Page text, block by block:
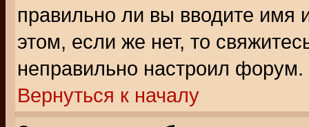
правильно ли вы вводите
этом, если же нет, то
неправильно настроил форум.
Вернуться к началу